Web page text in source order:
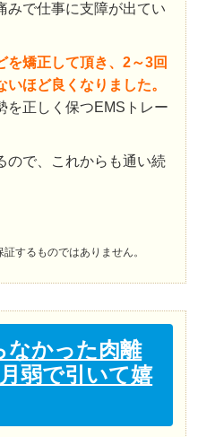
みで仕事に支障が出てい
を矯正して頂き、2～3回
ほど良くなりました。
を正しく保つEMSトレー
ので、これからも通い続
するものではありません。
なかった肉離
弱で引いて嬉